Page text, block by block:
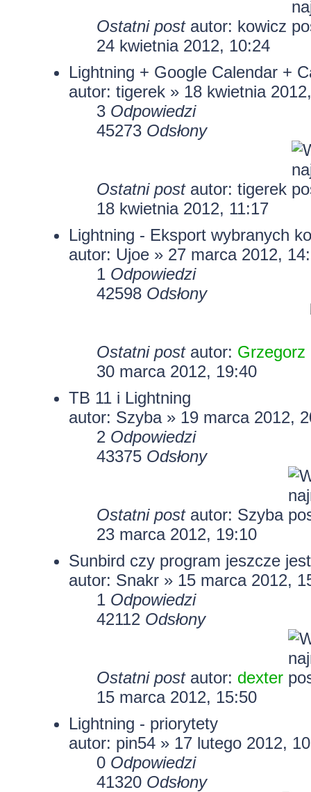
Ostatni post autor: kowicz
24 kwietnia 2012, 10:24
Lightning + Google Calendar +
autor: tigerek » 18 kwietnia
3 Odpowiedzi
45273 Odsłony
Ostatni post autor: tigerek
18 kwietnia 2012, 11:17
Lightning - Eksport wybranych
autor: Ujoe » 27 marca 2012,
1 Odpowiedzi
42598 Odsłony
Ostatni post autor: Grzegorz
30 marca 2012, 19:40
TB 11 i Lightning
autor: Szyba» 19 marca 2012,
2 Odpowiedzi
43375 Odsłony
Ostatni post autor: Szyba
23 marca 2012, 19:10
Sunbird czy program jeszcze
autor: Snakr » 15 marca 2012,
1 Odpowiedzi
42112 Odsłony
Ostatni post autor: dexter
15 marca 2012, 15:50
Lightning - priorytety
autor: pin54» 17 lutego 2012,
0 Odpowiedzi
41320 Odsłony